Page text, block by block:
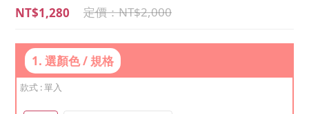
NT$2,000
NT$1,280
1. 選顏色 / 規格
款式 : 單入